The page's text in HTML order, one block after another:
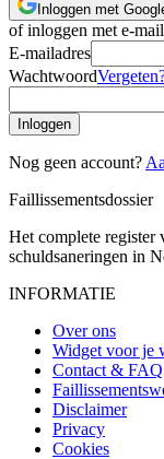
Inloggen met
of inloggen met e-mail
E-mailadres
Wachtwoord
Inloggen
Nog geen account?
Faillissementsdossier
Het complete register
schuldsaneringen in
INFORMATIE
Over ons
Widget voor je
Contact & FAQ
Disclaimer
Privacy
Cookies